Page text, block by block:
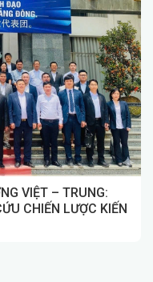
VIỆT – TRUNG:
CHIẾN LƯỢC KIẾN